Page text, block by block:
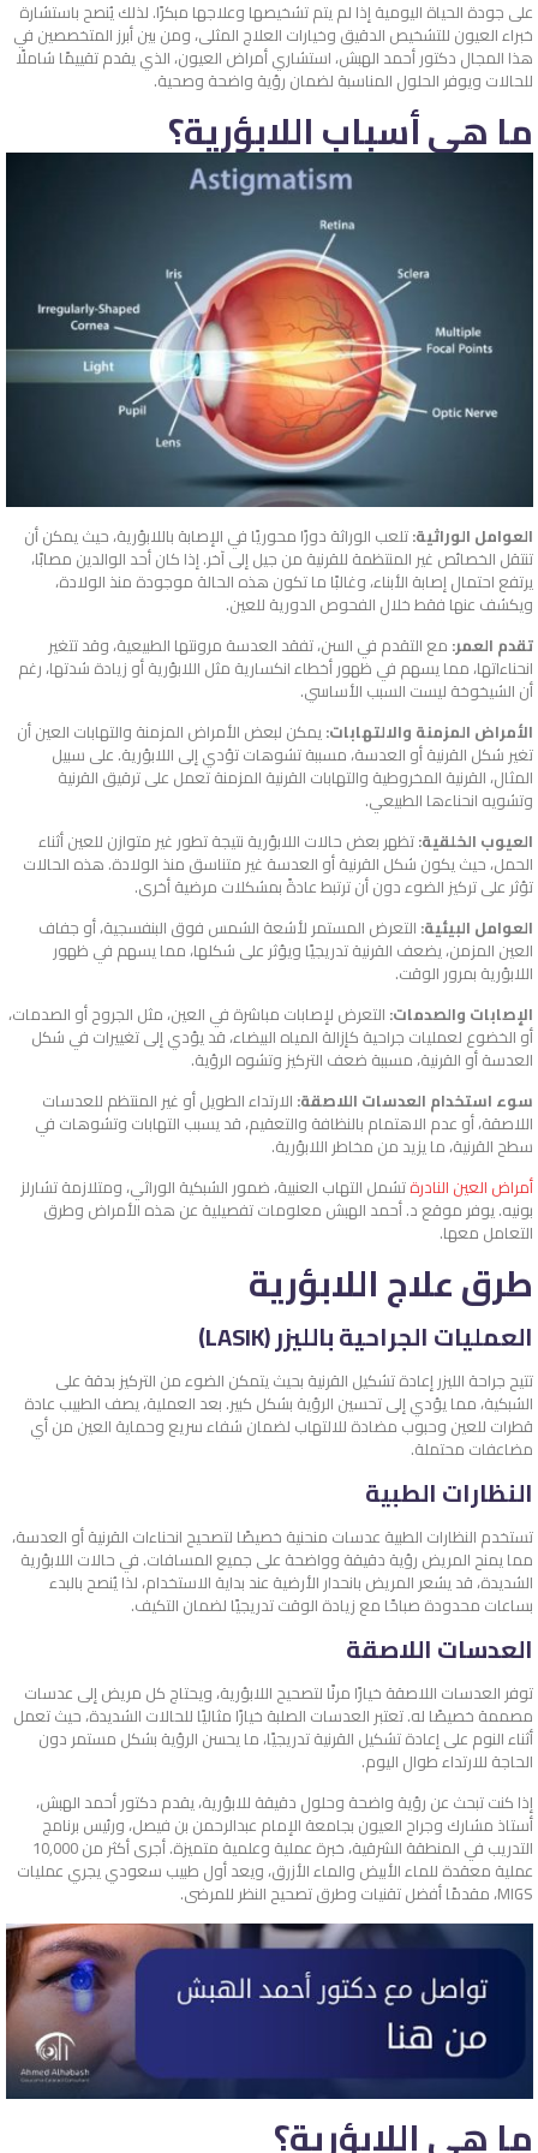
على جودة الحياة اليومية إذا لم يتم تشخيصها وعلاجها مبكرًا. لذلك يُنصح باستشارة
خبراء العيون للتشخيص الدقيق وخيارات العلاج المثلى، ومن بين أبرز المتخصصين في
هذا المجال دكتور أحمد الهبش، استشاري أمراض العيون، الذي يقدم تقييمًا شاملًا
للحالات ويوفر الحلول المناسبة لضمان رؤية واضحة وصحية.
ما هي أسباب اللابؤرية؟
العوامل الوراثية:تلعب الوراثة دورًا محوريًا في الإصابة باللابؤرية، حيث يمكن أن
تنتقل الخصائص غير المنتظمة للقرنية من جيل إلى آخر. إذا كان أحد الوالدين مصابًا،
يرتفع احتمال إصابة الأبناء، وغالبًا ما تكون هذه الحالة موجودة منذ الولادة،
ويكشف عنها فقط خلال الفحوص الدورية للعين.
تقدم العمر: مع التقدم في السن، تفقد العدسة مرونتها الطبيعية، وقد تتغير
انحناءاتها، مما يسهم في ظهور أخطاء انكسارية مثل اللابؤرية أو زيادة شدتها، رغم
أن الشيخوخة ليست السبب الأساسي.
الأمراض المزمنة والالتهابات:يمكن لبعض الأمراض المزمنة والتهابات العين أن
تغير شكل القرنية أو العدسة، مسببة تشوهات تؤدي إلى اللابؤرية. على سبيل
المثال، القرنية المخروطية والتهابات القرنية المزمنة تعمل على ترقيق القرنية
وتشويه انحناءها الطبيعي.
العيوب الخلقية:تظهر بعض حالات اللابؤرية نتيجة تطور غير متوازن للعين أثناء
الحمل، حيث يكون شكل القرنية أو العدسة غير متناسق منذ الولادة. هذه الحالات
تؤثر على تركيز الضوء دون أن ترتبط عادةً بمشكلات مرضية أخرى.
العوامل البيئية: التعرض المستمر لأشعة الشمس فوق البنفسجية، أو جفاف
العين المزمن، يضعف القرنية تدريجيًا ويؤثر على شكلها، مما يسهم في ظهور
اللابؤرية بمرور الوقت.
الإصابات والصدمات: التعرض لإصابات مباشرة في العين، مثل الجروح أو الصدمات،
أو الخضوع لعمليات جراحية كإزالة المياه البيضاء، قد يؤدي إلى تغييرات في شكل
العدسة أو القرنية، مسببة ضعف التركيز وتشوه الرؤية.
سوء استخدام العدسات اللاصقة: الارتداء الطويل أو غير المنتظم للعدسات
اللاصقة، أو عدم الاهتمام بالنظافة والتعقيم، قد يسبب التهابات وتشوهات في
سطح القرنية، ما يزيد من مخاطر اللابؤرية.
أمراض العين النادرةتشمل التهاب العنبية، ضمور الشبكية الوراثي، ومتلازمة تشارلز
بونيه. يوفر موقع د. أحمد الهبش معلومات تفصيلية عن هذه الأمراض وطرق
التعامل معها.
طرق علاج اللابؤرية
العمليات الجراحية بالليزر (LASIK)
تتيح جراحة الليزر إعادة تشكيل القرنية بحيث يتمكن الضوء من التركيز بدقة على
الشبكية، مما يؤدي إلى تحسين الرؤية بشكل كبير. بعد العملية، يصف الطبيب عادة
قطرات للعين وحبوب مضادة للالتهاب لضمان شفاء سريع وحماية العين من أي
مضاعفات محتملة.
النظارات الطبية
تستخدم النظارات الطبية عدسات منحنية خصيصًا لتصحيح انحناءات القرنية أو العدسة،
مما يمنح المريض رؤية دقيقة وواضحة على جميع المسافات. في حالات اللابؤرية
الشديدة، قد يشعر المريض بانحدار الأرضية عند بداية الاستخدام، لذا يُنصح بالبدء
بساعات محدودة صباحًا مع زيادة الوقت تدريجيًا لضمان التكيف.
العدسات اللاصقة
توفر العدسات اللاصقة خيارًا مرنًا لتصحيح اللابؤرية، ويحتاج كل مريض إلى عدسات
مصممة خصيصًا له. تعتبر العدسات الصلبة خيارًا مثاليًا للحالات الشديدة، حيث تعمل
أثناء النوم على إعادة تشكيل القرنية تدريجيًا، ما يحسن الرؤية بشكل مستمر دون
الحاجة للارتداء طوال اليوم.
إذا كنت تبحث عن رؤية واضحة وحلول دقيقة للابؤرية، يقدم دكتور أحمد الهبش،
أستاذ مشارك وجراح العيون بجامعة الإمام عبدالرحمن بن فيصل، ورئيس برنامج
التدريب في المنطقة الشرقية، خبرة عملية وعلمية متميزة. أجرى أكثر من 10,000
عملية معقدة للماء الأبيض والماء الأزرق، ويعد أول طبيب سعودي يجري عمليات
MIGS، مقدمًا أفضل تقنيات و طرق تصحيح النظر للمرضى.
ما هي اللابؤرية؟